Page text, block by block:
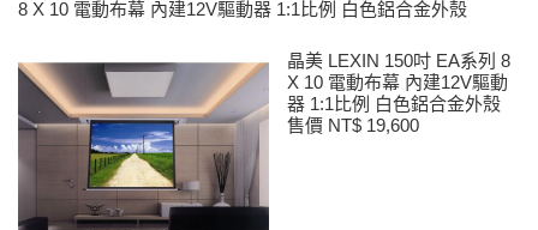
8 X 10 電動布幕 內建12V驅動器 1:1比例 白色鋁合金外殼
晶美 LEXIN 150吋 EA系列 8
X 10 電動布幕 內建12V驅動
器 1:1比例 白色鋁合金外殼
售價 NT$ 19,600